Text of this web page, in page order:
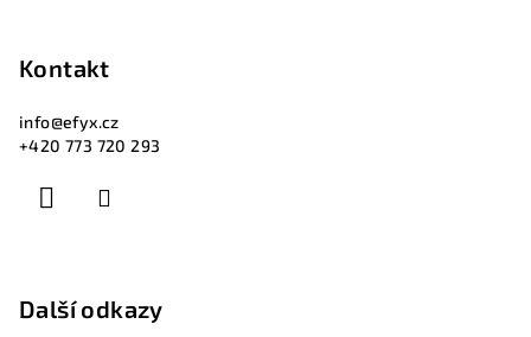
Kontakt
info@efyx.cz
+420 773 720 293
Další odkazy